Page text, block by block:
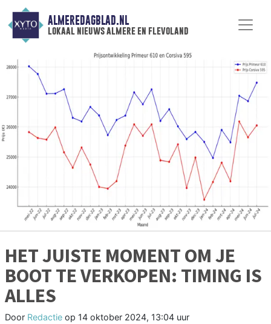
ALMEREDAGBLAD.NL
lokaal nieuws almere en flevoland
HET JUISTE MOMENT OM JE
BOOT TE VERKOPEN: TIMING IS
ALLES
Door Redactie op 14 oktober 2024, 13:04 uur